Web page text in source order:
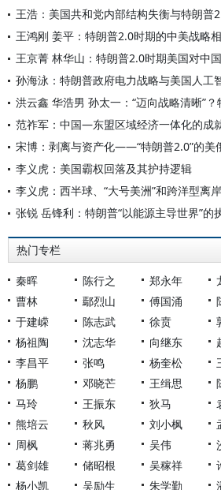
王浩：美国共和党内部结构失衡与特朗普
王鸿刚 姜平：特朗普2.0时期的中美战略
孙海泳：特朗普政府电力战略与美国人工
范祚军：中国—东盟区域经济一体化的成
宋博：剥离与资产化——“特朗普2.0”的美
李义虎：美国霸权回落及其护持逻辑
张锐 岳锋利：特朗普“以能源主导世界”的
热门专栏
秦晖 陈行之 郑永年
曹林
鄢烈山 傅国涌
于建嵘
陈志武 徐贲
杨祖陶
沈志华 向继东
李昌平
张鸣 杨奎松
杨鹏
邓晓芒 王缉思
马玲
王振东 狄马
熊培云
秋风 刘小枫
周枫
蒋兆勇 吴伟
葛剑雄
储昭根 吴稼祥
杨小凯
吴励生 朱学勤